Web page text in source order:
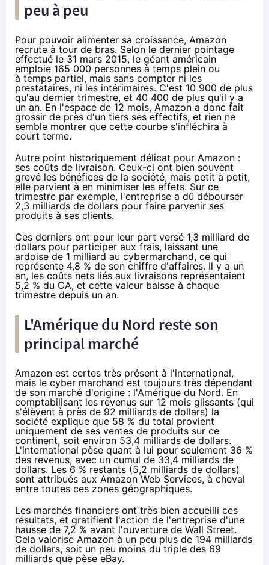
peu à peu
Pour pouvoir alimenter sa croissance, Amazon
recrute à tour de bras. Selon le dernier pointage
effectué le 31 mars 2015, le géant américain
emploie 165 000 personnes à temps plein ou
à temps partiel, mais sans compter ni les
prestataires, ni les intérimaires. C'est 10 900 de plus
qu'au dernier trimestre, et 40 400 de plus qu'il y a
un an. En l'espace de 12 mois, Amazon a donc fait
grossir de près d'un tiers ses effectifs, et rien ne
semble montrer que cette courbe s'infléchira à
court terme.
Autre point historiquement délicat pour Amazon :
ses coûts de livraison. Ceux-ci ont bien souvent
grevé les bénéfices de la société, mais petit à petit,
elle parvient à en minimiser les effets. Sur ce
trimestre par exemple, l'entreprise a dû débourser
2,3 milliards de dollars pour faire parvenir ses
produits à ses clients.
Ces derniers ont pour leur part versé 1,3 milliard de
dollars pour participer aux frais, laissant une
ardoise de 1 milliard au cybermarchand, ce qui
représente 4,8 % de son chiffre d'affaires. Il y a un
an, les coûts nets liés aux livraisons représentaient
5,2 % du CA, et cette valeur baisse à chaque
trimestre depuis un an.
L'Amérique du Nord reste son
principal marché
Amazon est certes très présent à l'international,
mais le cyber marchand est toujours très dépendant
de son marché d'origine : l'Amérique du Nord. En
comptabilisant les revenus sur 12 mois glissants (qui
s'élèvent à près de 92 milliards de dollars) la
société explique que 58 % du total provient
uniquement de ses ventes de produits sur ce
continent, soit environ 53,4 milliards de dollars.
L'international pèse quant à lui pour seulement 36 %
des revenus, avec un cumul de 33,4 milliards de
dollars. Les 6 % restants (5,2 milliards de dollars)
sont attribués aux AmazonWeb Services, à cheval
entre toutes ces zones géographiques.
Les marchés financiers ont très bien accueilli ces
résultats, et gratifient l'action de l'entreprise d'une
hausse de 7,2 % avant l'ouverture de Wall Street.
Cela valorise Amazon à un peu plus de 194 milliards
de dollars, soit un peu moins du triple des 69
milliards que pèse eBay.